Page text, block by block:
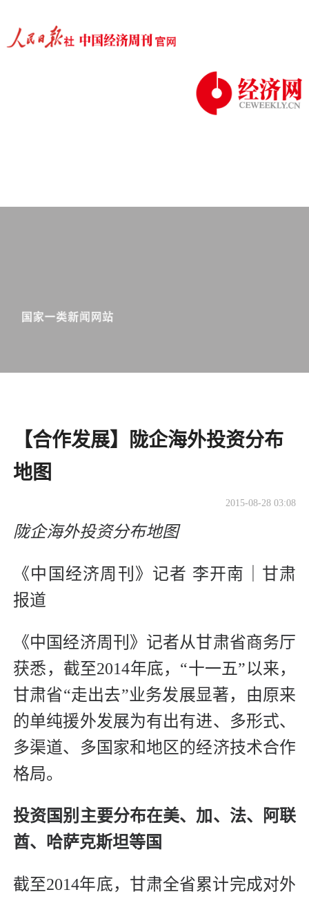
【合作发展】陇企海外投资分布
地图
2015-08-28 03:08
陇企海外投资分布地图
《中国经济周刊》记者 李开南｜甘肃
报道
《中国经济周刊》记者从甘肃省商务厅
获悉，截至2014年底，“十一五”以来，
甘肃省“走出去”业务发展显著，由原来
的单纯援外发展为有出有进、多形式、
多渠道、多国家和地区的经济技术合作
格局。
投资国别主要分布在美、加、法、阿联
酋、哈萨克斯坦等国
截至2014年底，甘肃全省累计完成对外